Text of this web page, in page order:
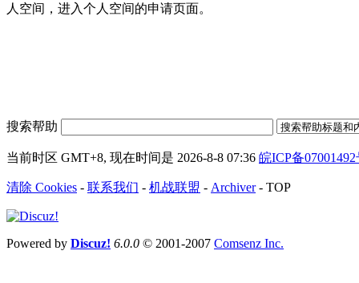
人空间，进入个人空间的申请页面。
搜索帮助
当前时区 GMT+8, 现在时间是 2026-8-8 07:36 皖ICP备07001492
清除 Cookies - 联系我们 - 机战联盟 - Archiver- TOP
Powered by Discuz! 6.0.0 © 2001-2007 Comsenz Inc.